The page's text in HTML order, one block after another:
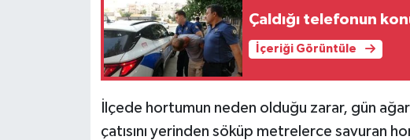
Çaldığı telefonun
İçeriği Görüntüle
İlçede hortumun neden olduğu zarar, gün
çatısını yerinden söküp metrelerce savuran